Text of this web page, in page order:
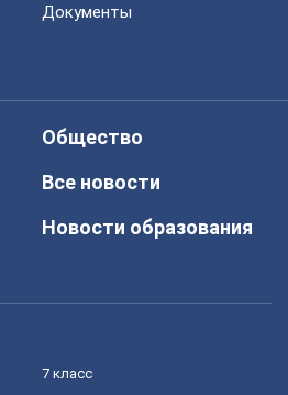
Документы
Общество
Все новости
Новости образования
7 класс